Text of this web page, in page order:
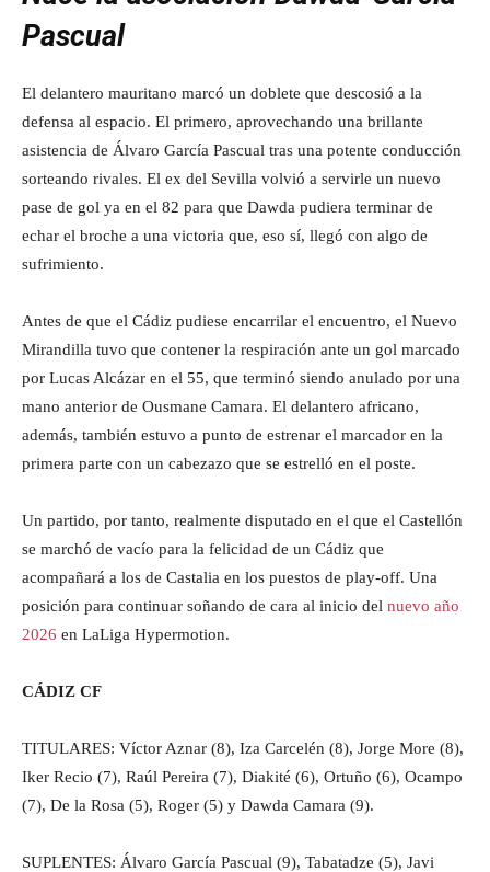
Pascual
El delantero mauritano marcó un doblete que descosió a la
defensa al espacio. El primero, aprovechando una brillante
asistencia de Álvaro García Pascual tras una potente conducción
sorteando rivales. El ex del Sevilla volvió a servirle un nuevo
pase de gol ya en el 82 para que Dawda pudiera terminar de
echar el broche a una victoria que, eso sí, llegó con algo de
sufrimiento.
Antes de que el Cádiz pudiese encarrilar el encuentro, el Nuevo
Mirandilla tuvo que contener la respiración ante un gol marcado
por Lucas Alcázar en el 55, que terminó siendo anulado por una
mano anterior de Ousmane Camara. El delantero africano,
además, también estuvo a punto de estrenar el marcador en la
primera parte con un cabezazo que se estrelló en el poste.
Un partido, por tanto, realmente disputado en el que el Castellón
se marchó de vacío para la felicidad de un Cádiz que
acompañará a los de Castalia en los puestos de play-off. Una
posición para continuar soñando de cara al inicio del nuevo año
2026 en LaLiga Hypermotion.
CÁDIZ CF
TITULARES: Víctor Aznar (8), Iza Carcelén (8), Jorge More (8),
Iker Recio (7), Raúl Pereira (7), Diakité (6), Ortuño (6), Ocampo
(7), De la Rosa (5), Roger (5) y Dawda Camara (9).
SUPLENTES: Álvaro García Pascual (9), Tabatadze (5), Javi